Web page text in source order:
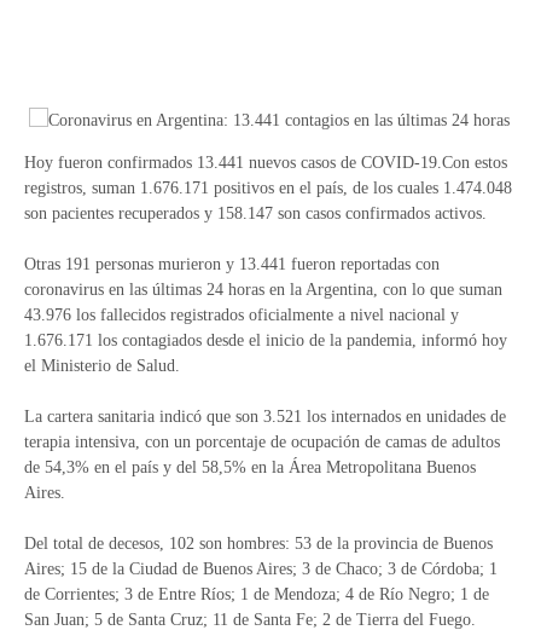
Hoy fueron confirmados 13.441 nuevos casos de COVID-19.Con estos
registros, suman 1.676.171 positivos en el país, de los cuales 1.474.048
son pacientes recuperados y 158.147 son casos confirmados activos.
Otras 191 personas murieron y 13.441 fueron reportadas con
coronavirus en las últimas 24 horas en la Argentina, con lo que suman
43.976 los fallecidos registrados oficialmente a nivel nacional y
1.676.171 los contagiados desde el inicio de la pandemia, informó hoy
el Ministerio de Salud.
La cartera sanitaria indicó que son 3.521 los internados en unidades de
terapia intensiva, con un porcentaje de ocupación de camas de adultos
de 54,3% en el país y del 58,5% en la Área Metropolitana Buenos
Aires.
Del total de decesos, 102 son hombres: 53 de la provincia de Buenos
Aires; 15 de la Ciudad de Buenos Aires; 3 de Chaco; 3 de Córdoba; 1
de Corrientes; 3 de Entre Ríos; 1 de Mendoza; 4 de Río Negro; 1 de
San Juan; 5 de Santa Cruz; 11 de Santa Fe; 2 de Tierra del Fuego.